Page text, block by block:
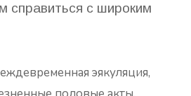
справиться с широким
эякуляция,